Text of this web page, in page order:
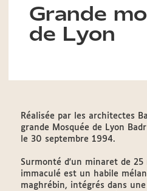
Grande
de Lyon
Réalisée par les architectes
grande Mosquée de Lyon
le 30 septembre 1994.
Surmonté d'un minaret de 25
immaculé est un habile
maghrébin, intégrés dans